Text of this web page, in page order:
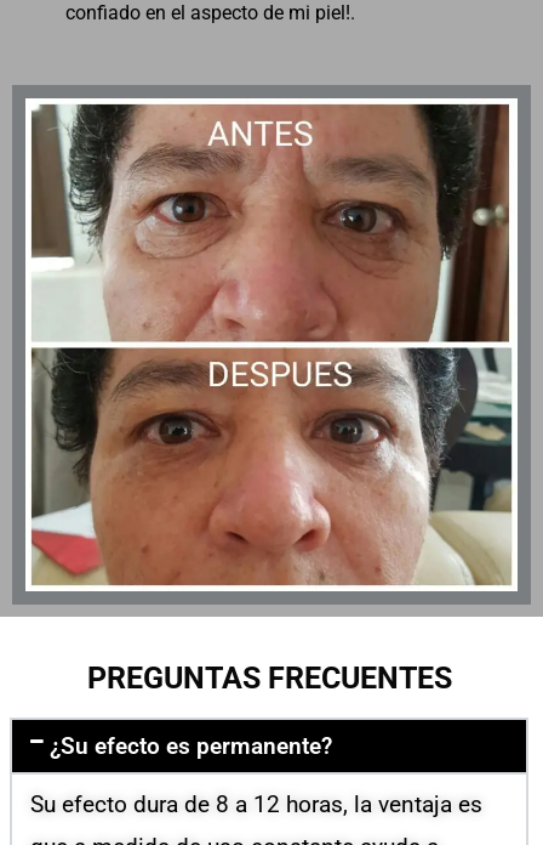
confiado en el aspecto de mi piel!.
PREGUNTAS FRECUENTES
¿Su efecto es permanente?
Su efecto dura de 8 a 12 horas, la ventaja es